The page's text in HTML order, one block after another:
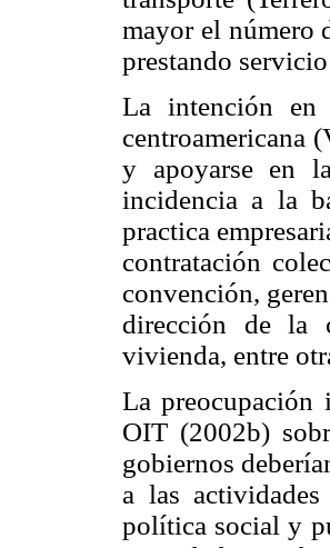
mayor el número
prestando
La intención en
centroamericana
y apoyarse en
incidencia a la
practica
contratación
convención,
dirección de la
vivienda, entre
La preocupación
OIT (2002b)
gobiernos
a las
política social y